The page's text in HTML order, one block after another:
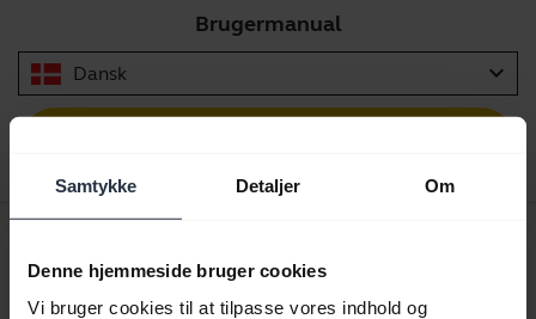
Samtykke Detaljer Om
Denne hjemmeside bruger cookies
Vi bruger cookies til at tilpasse vores indhold og
Brugermanual
Dansk expand_more
Engelsk